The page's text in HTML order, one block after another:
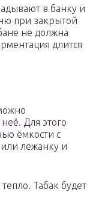
в банку и
при закрытой
не должна
длится
Для этого
ёмкости с
лежанку и
Табак будет